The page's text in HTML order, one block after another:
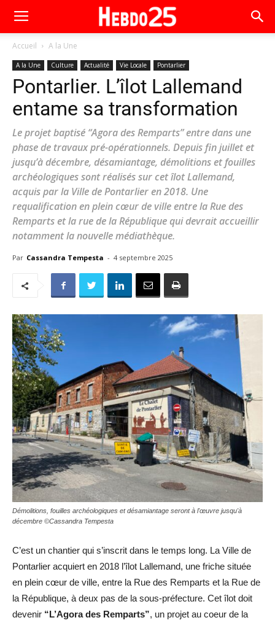
Accueil A la Une
A la Une Culture Actualité Vie Locale Pontarlier
Pontarlier. L’îlot Lallemand
entame sa transformation
Le projet baptisé “Agora des Remparts” entre dans une
phase de travaux pré-opérationnels. Depuis fin juillet et
jusqu’à décembre, désamiantage, démolitions et fouilles
archéologiques sont réalisés sur cet îlot Lallemand,
acquis par la Ville de Pontarlier en 2018. Une
requalification en plein cœur de ville entre la Rue des
Remparts et la rue de la République qui devrait accueillir
notamment la nouvelle médiathèque.
Par Cassandra Tempesta - 4 septembre 2025
Démolitions, fouilles archéologiques et désamiantage seront à l'œuvre jusqu'à
décembre ©Cassandra Tempesta
C’est un chantier qui s’inscrit dans le temps long. La Ville de
Pontarlier acquiert en 2018 l’îlot Lallemand, une friche située
en plein cœur de ville, entre la Rue des Remparts et la Rue de
la République, à deux pas de la sous-préfecture. Cet îlot doit
devenir “L’Agora des Remparts”, un projet au coeur de la